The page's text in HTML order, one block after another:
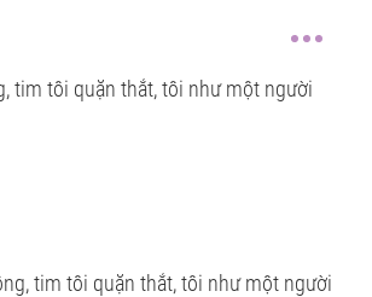
tim tôi quặn thắt, tôi như một người
tim tôi quặn thắt, tôi như một người